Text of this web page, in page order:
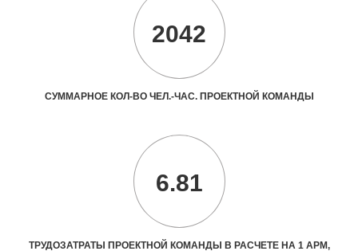
2042
СУММАРНОЕ КОЛ-ВО ЧЕЛ.-ЧАС. ПРОЕКТНОЙ КОМАНДЫ
6.81
ТРУДОЗАТРАТЫ ПРОЕКТНОЙ КОМАНДЫ В РАСЧЕТЕ НА 1 АРМ,